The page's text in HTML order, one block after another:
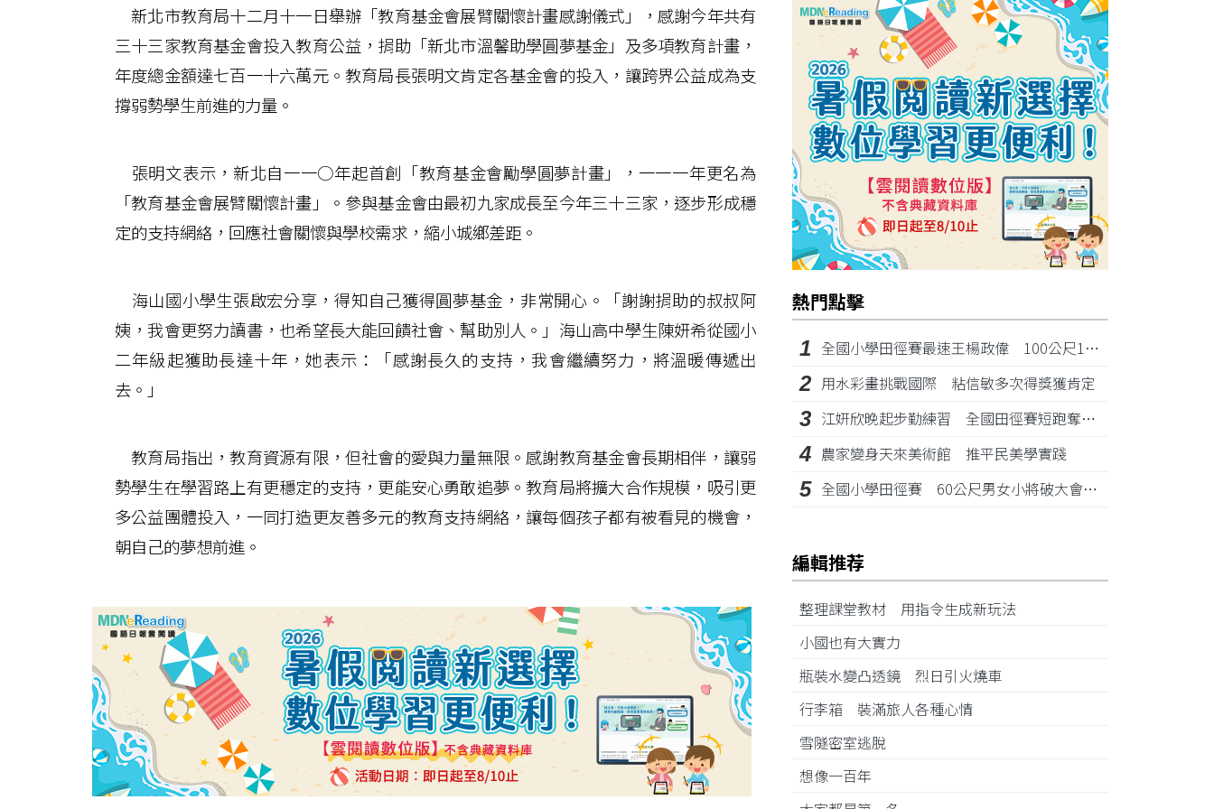
新北市教育局十二月十一日舉辦「教育基金會展臂關懷計畫感謝儀式」，感謝今年共有
三十三家教育基金會投入教育公益，捐助「新北市溫馨助學圓夢基金」及多項教育計畫，
年度總金額達七百一十六萬元。教育局長張明文肯定各基金會的投入，讓跨界公益成為支
撐弱勢學生前進的力量。
張明文表示，新北自一一○年起首創「教育基金會勵學圓夢計畫」，一一一年更名為
「教育基金會展臂關懷計畫」。參與基金會由最初九家成長至今年三十三家，逐步形成穩
定的支持網絡，回應社會關懷與學校需求，縮小城鄉差距。
海山國小學生張啟宏分享，得知自己獲得圓夢基金，非常開心。「謝謝捐助的叔叔阿
姨，我會更努力讀書，也希望長大能回饋社會、幫助別人。」海山高中學生陳妍希從國小
二年級起獲助長達十年，她表示：「感謝長久的支持，我會繼續努力，將溫暖傳遞出
去。」
教育局指出，教育資源有限，但社會的愛與力量無限。感謝教育基金會長期相伴，讓弱
勢學生在學習路上有更穩定的支持，更能安心勇敢追夢。教育局將擴大合作規模，吸引更
多公益團體投入，一同打造更友善多元的教育支持網絡，讓每個孩子都有被看見的機會，
朝自己的夢想前進。
熱門點擊
1 全國小學田徑賽最速王楊政偉 100公尺11秒87奪金
2 用水彩畫挑戰國際 粘信敏多次得獎獲肯定
3 江姸欣晚起步勤練習 全國田徑賽短跑奪金摘銅
4 農家變身天來美術館 推平民美學實踐
5 全國小學田徑賽 60公尺男女小將破大會紀錄
編輯推荐
整理課堂教材 用指令生成新玩法
小國也有大實力
瓶裝水變凸透鏡 烈日引火燒車
行李箱 裝滿旅人各種心情
雪隧密室逃脫
想像一百年